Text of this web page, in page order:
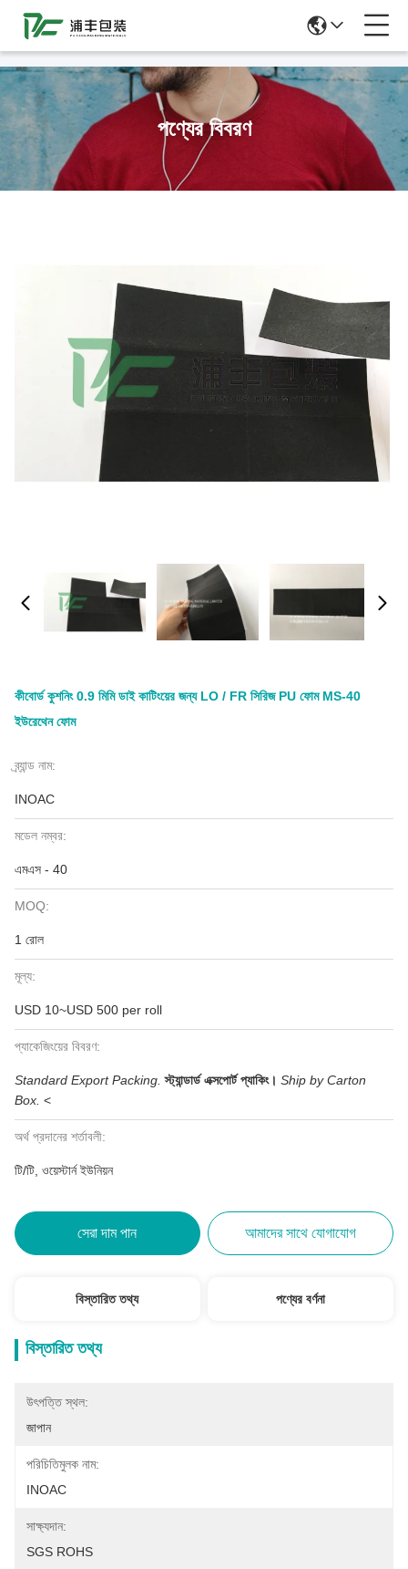
পণ্যের বিবরণ
কীবোর্ড কুশনিং 0.9 মিমি ডাই কাটিংয়ের জন্য LO / FR সিরিজ PU ফোম MS-40
ইউরেথেন ফোম
ব্র্যান্ড নাম:
INOAC
মডেল নম্বর:
এমএস - 40
MOQ:
1 রোল
মূল্য:
USD 10~USD 500 per roll
প্যাকেজিংয়ের বিবরণ:
Standard Export Packing. স্ট্যান্ডার্ড এক্সপোর্ট প্যাকিং। Ship by Carton
Box. <
অর্থ প্রদানের শর্তাবলী:
টি/টি, ওয়েস্টার্ন ইউনিয়ন
সেরা দাম পান আমাদের সাথে যোগাযোগ
বিস্তারিত তথ্য পণ্যের বর্ণনা
বিস্তারিত তথ্য
উৎপত্তি স্থল:
জাপান
পরিচিতিমুলক নাম:
INOAC
সাক্ষ্যদান:
SGS ROHS